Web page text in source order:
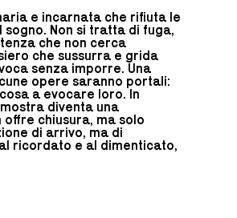
e incarnata che rifiuta le
Non si tratta di fuga,
che non cerca
che sussurra e grida
senza imporre. Una
opere saranno portali:
a evocare loro. In
diventa una
chiusura, ma solo
di arrivo, ma di
ricordato e al dimenticato,